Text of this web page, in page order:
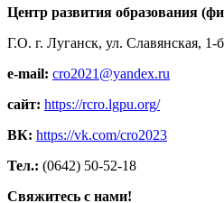
Центр развития образования
Г.О. г. Луганск, ул. Славянская, 1-б
e-mail: cro2021@yandex.ru
сайт: https://rcro.lgpu.org/
ВК: https://vk.com/cro2023
Тел.: (0642) 50-52-18
Свяжитесь с нами!